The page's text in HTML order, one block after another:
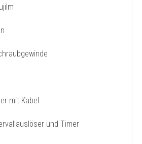
mit Kabel
und Timer